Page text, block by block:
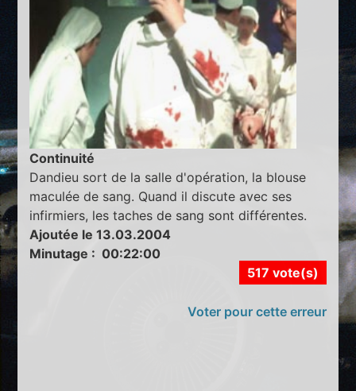
Continuité
Dandieu sort de la salle d'opération, la blouse
maculée de sang. Quand il discute avec ses
infirmiers, les taches de sang sont différentes.
Ajoutée le 13.03.2004
Minutage : 00:22:00
517 vote(s)
Voter pour cette erreur